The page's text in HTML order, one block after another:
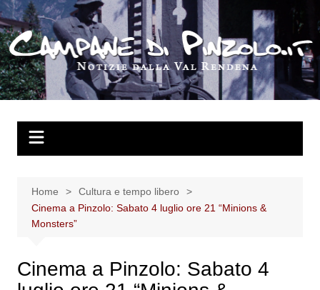
Salta
al
contenuto
Home
Cultura e tempo libero
Cinema a Pinzolo: Sabato 4 luglio ore 21 “Minions &
Monsters”
Cinema a Pinzolo: Sabato 4